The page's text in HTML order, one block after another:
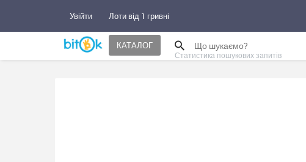
Увійти Лоти від 1 гривні
КАТАЛОГ
Статистика пошукових запитів